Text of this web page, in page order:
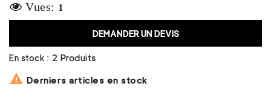
Vues: 1
DEMANDER UN DEVIS
En stock : 2 Produits
 Derniers articles en stock